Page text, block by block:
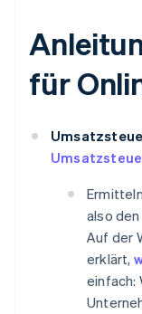
für
also
Auf der
erklärt,
einfach: